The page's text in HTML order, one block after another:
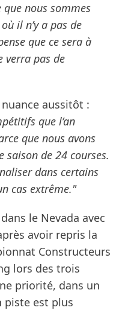
que nous sommes
il n’y a pas de
que ce sera à
verra pas de
aussitôt :
que l’an
que nous avons
de 24 courses.
dans certains
cas extrême."
le Nevada avec
avoir repris la
Constructeurs
lors des trois
priorité, dans un
piste est plus